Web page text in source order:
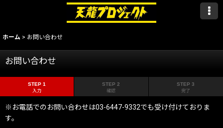
ホーム > お問い合わせ
お問い合わせ
STEP 1
入力
STEP 2
確認
STEP 3
完了
※お電話でのお問い合わせは03-6447-9332でも受け付けておりま
す。